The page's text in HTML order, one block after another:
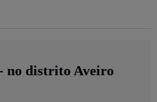
no distrito Aveiro